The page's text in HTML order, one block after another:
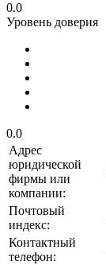
0.0
Уровень доверия
0.0
Адрес
юридической
фирмы или
компании:
Почтовый
индекс:
Контактный
телефон: